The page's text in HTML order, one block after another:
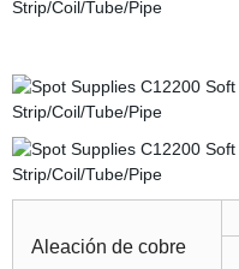
Aleación de cobre